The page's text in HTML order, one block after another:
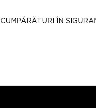
CUMPĂRĂTURI ÎN